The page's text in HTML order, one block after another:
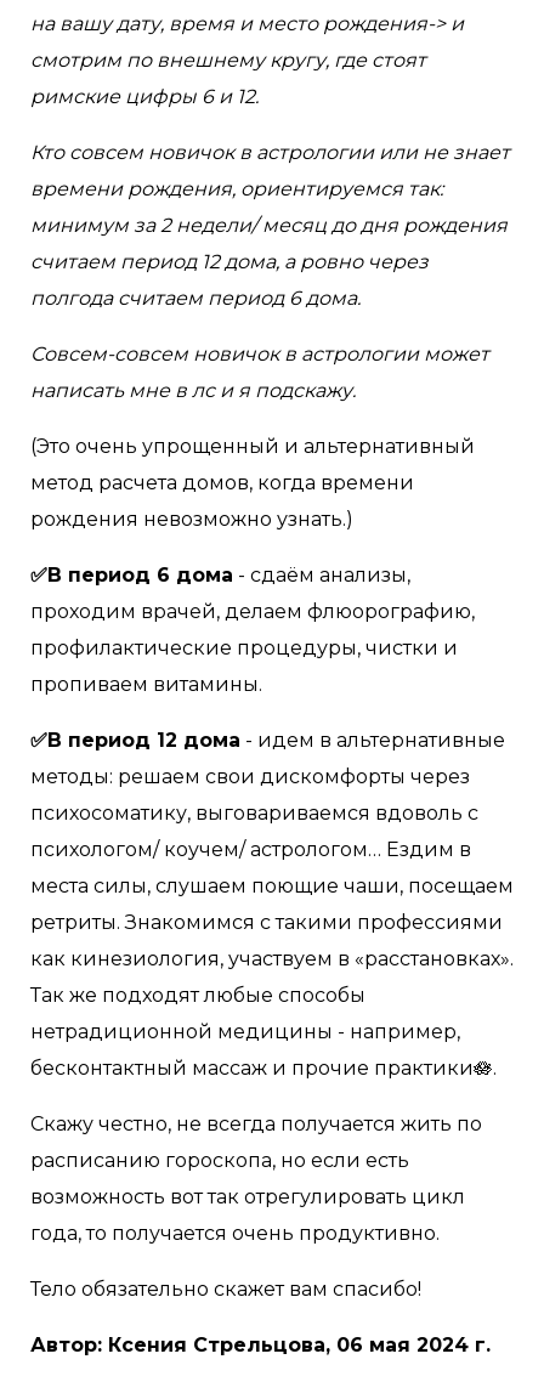
на вашу дату, время и место рождения-> и
смотрим по внешнему кругу, где стоят
римские цифры 6 и 12.
Кто совсем новичок в астрологии или не знает
времени рождения, ориентируемся так:
минимум за 2 недели/ месяц до дня рождения
считаем период 12 дома, а ровно через
полгода считаем период 6 дома.
Совсем-совсем новичок в астрологии может
написать мне в лс и я подскажу.
(Это очень упрощенный и альтернативный
метод расчета домов, когда времени
рождения невозможно узнать.)
✅В период 6 дома - сдаём анализы,
проходим врачей, делаем флюорографию,
профилактические процедуры, чистки и
пропиваем витамины.
✅В период 12 дома - идем в альтернативные
методы: решаем свои дискомфорты через
психосоматику, выговариваемся вдоволь с
психологом/ коучем/ астрологом… Ездим в
места силы, слушаем поющие чаши, посещаем
ретриты. Знакомимся с такими профессиями
как кинезиология, участвуем в «расстановках».
Так же подходят любые способы
нетрадиционной медицины - например,
бесконтактный массаж и прочие практики🪷.
Скажу честно, не всегда получается жить по
расписанию гороскопа, но если есть
возможность вот так отрегулировать цикл
года, то получается очень продуктивно.
Тело обязательно скажет вам спасибо!
Автор: Ксения Стрельцова, 06 мая 2024 г.